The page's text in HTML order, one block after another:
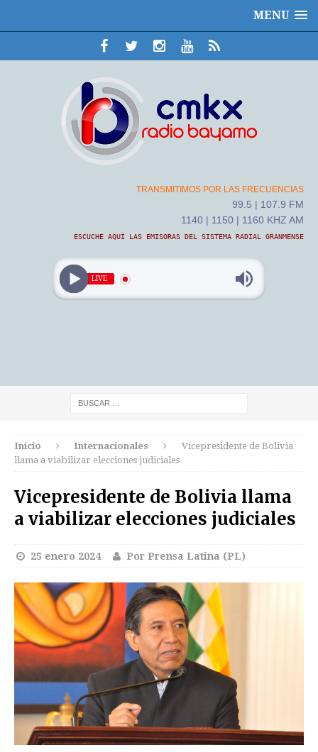
MENU
TRANSMITIMOS POR LAS FRECUENCIAS
99.5 | 107.9 FM
1140 | 1150 | 1160 KHZ AM
ESCUCHE AQUÍ LAS EMISORAS DEL SISTEMA RADIAL GRANMENSE
LIVE
Inicio Internacionales
Vicepresidente de Bolivia
llama a viabilizar elecciones judiciales
Vicepresidente de Bolivia llama
a viabilizar elecciones judiciales
25 enero 2024 Por Prensa Latina (PL)